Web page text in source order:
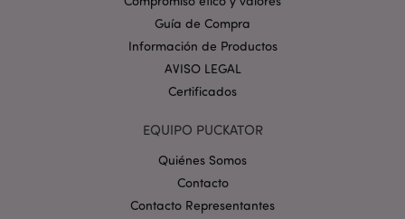
Guía de Compra
Información de Productos
AVISO LEGAL
Certificados
EQUIPO PUCKATOR
Quiénes Somos
Contacto
Contacto Representantes
Política de privacidad de